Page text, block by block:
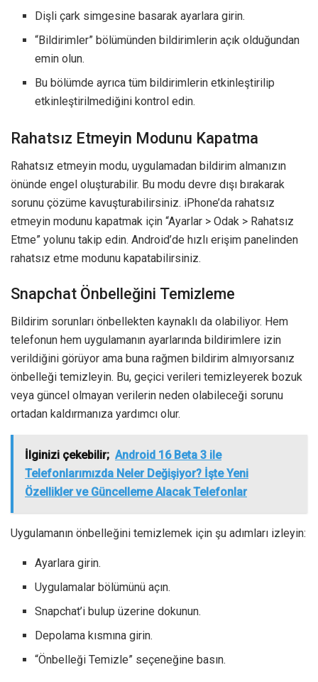
Dişli çark simgesine basarak ayarlara girin.
“Bildirimler” bölümünden bildirimlerin açık olduğundan
emin olun.
Bu bölümde ayrıca tüm bildirimlerin etkinleştirilip
etkinleştirilmediğini kontrol edin.
Rahatsız Etmeyin Modunu Kapatma
Rahatsız etmeyin modu, uygulamadan bildirim almanızın
önünde engel oluşturabilir. Bu modu devre dışı bırakarak
sorunu çözüme kavuşturabilirsiniz. iPhone’da rahatsız
etmeyin modunu kapatmak için “Ayarlar > Odak > Rahatsız
Etme” yolunu takip edin. Android’de hızlı erişim panelinden
rahatsız etme modunu kapatabilirsiniz.
Snapchat Önbelleğini Temizleme
Bildirim sorunları önbellekten kaynaklı da olabiliyor. Hem
telefonun hem uygulamanın ayarlarında bildirimlere izin
verildiğini görüyor ama buna rağmen bildirim almıyorsanız
önbelleği temizleyin. Bu, geçici verileri temizleyerek bozuk
veya güncel olmayan verilerin neden olabileceği sorunu
ortadan kaldırmanıza yardımcı olur.
İlginizi çekebilir; Android 16 Beta 3 ile
Telefonlarımızda Neler Değişiyor? İşte Yeni
Özellikler ve Güncelleme Alacak Telefonlar
Uygulamanın önbelleğini temizlemek için şu adımları izleyin:
Ayarlara girin.
Uygulamalar bölümünü açın.
Snapchat’i bulup üzerine dokunun.
Depolama kısmına girin.
“Önbelleği Temizle” seçeneğine basın.